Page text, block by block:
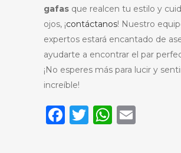
gafas que realcen tu estilo y
ojos, ¡contáctanos! Nuestro
expertos estará encantado de
ayudarte a encontrar el par
¡No esperes más para lucir y
increíble!
Facebook
Twitter